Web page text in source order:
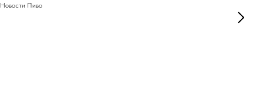
Новости Пиво